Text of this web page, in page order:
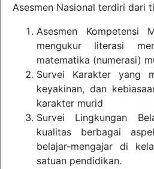
Asesmen Nasional terdiri dari
Asesmen Kompetensi
mengukur literasi
matematika (numerasi)
Survei Karakter yang
keyakinan, dan
karakter murid
Survei Lingkungan
kualitas berbagai
belajar-mengajar di
satuan pendidikan.